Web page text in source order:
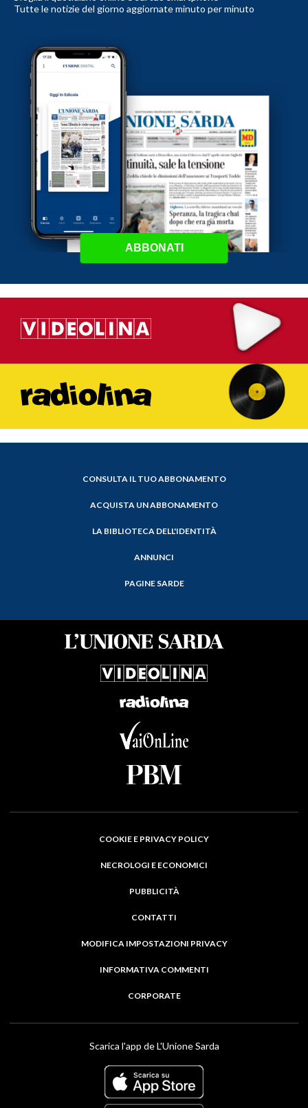
Tutte le notizie del giorno aggiornate minuto per minuto
ABBONATI
CONSULTA IL TUO ABBONAMENTO
ACQUISTA UN ABBONAMENTO
LA BIBLIOTECA DELL'IDENTITÀ
ANNUNCI
PAGINE SARDE
COOKIE E PRIVACY POLICY
NECROLOGI E ECONOMICI
PUBBLICITÀ
CONTATTI
MODIFICA IMPOSTAZIONI PRIVACY
INFORMATIVA COMMENTI
CORPORATE
Scarica l'app de L'Unione Sarda